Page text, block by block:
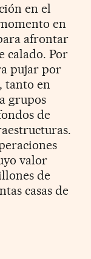
en el
en
afrontar
calado. Por
pujar por
tanto en
grupos
de
valor
de
casas de